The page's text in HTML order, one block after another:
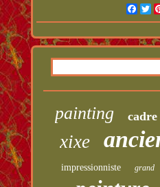
painting cadre
xixe
impressionniste grand